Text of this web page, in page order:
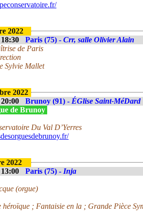
2022
18:30
Paris (75) - Crr, salle Olivier Alain
de Paris
Sylvie Mallet
2022
20:00
Brunoy (91) - ÉGlise Saint-MéDard
de Brunoy
Du Val D’Yerres
2022
13:00
Paris (75) - Inja
(orgue)
héroïque ; Fantaisie en la ; Grande Pièce